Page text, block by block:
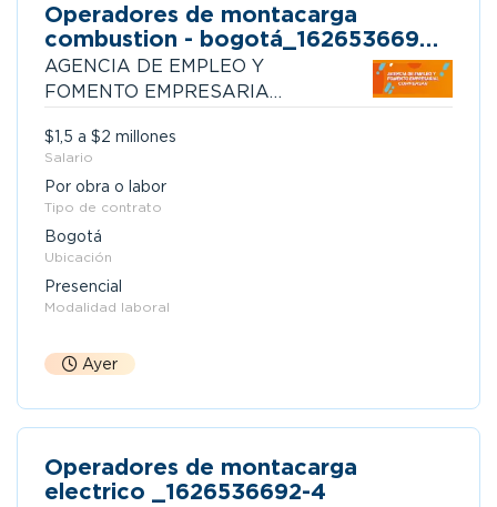
Operadores de montacarga
combustion - bogotá_1626536692-
5
AGENCIA DE EMPLEO Y
FOMENTO EMPRESARIAL
$1,5 a $2 millones
Salario
Por obra o labor
Tipo de contrato
Bogotá
Ubicación
Presencial
Modalidad laboral
Ayer
Operadores de montacarga
electrico _1626536692-4